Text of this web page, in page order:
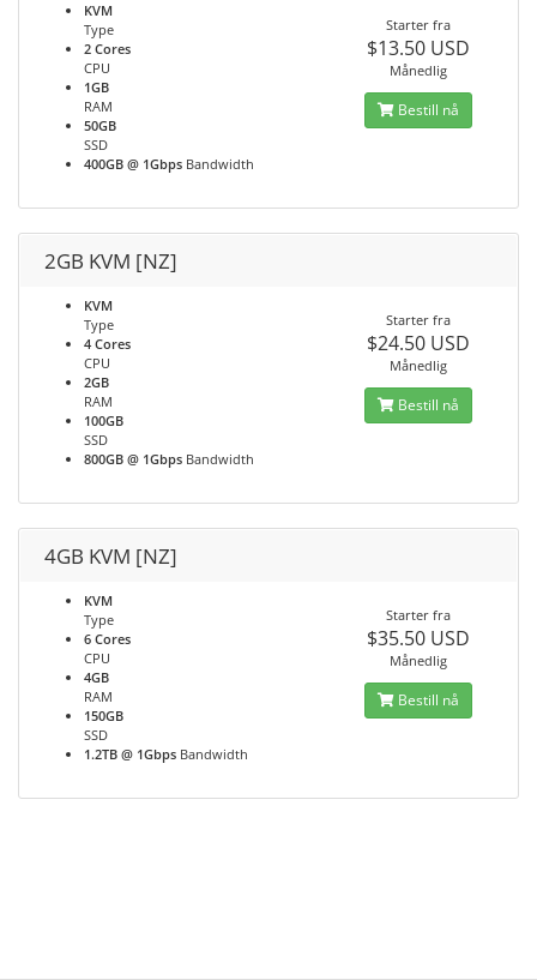
KVM
Type
2 Cores
CPU
1GB
RAM
50GB
SSD
400GB @ 1Gbps Bandwidth
Starter fra
$13.50 USD
Månedlig
Bestill nå
2GB KVM [NZ]
KVM
Type
4 Cores
CPU
2GB
RAM
100GB
SSD
800GB @ 1Gbps Bandwidth
Starter fra
$24.50 USD
Månedlig
Bestill nå
4GB KVM [NZ]
KVM
Type
6 Cores
CPU
4GB
RAM
150GB
SSD
1.2TB @ 1Gbps Bandwidth
Starter fra
$35.50 USD
Månedlig
Bestill nå